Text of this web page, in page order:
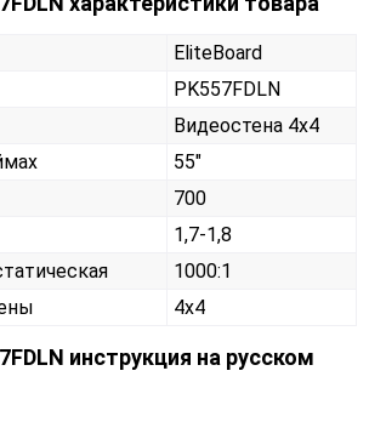
EliteBoard
PK557FDLN
Видеостена 4х4
55"
700
1,7-1,8
1000:1
4x4
инструкция на русском